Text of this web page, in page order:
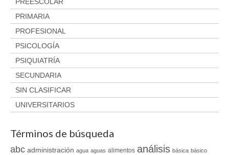
PRIMARIA
PROFESIONAL
PSICOLOGÍA
PSIQUIATRÍA
SECUNDARIA
SIN CLASIFICAR
UNIVERSITARIOS
Términos de búsqueda
abc administración agua aguas alimentos análisis básica básico